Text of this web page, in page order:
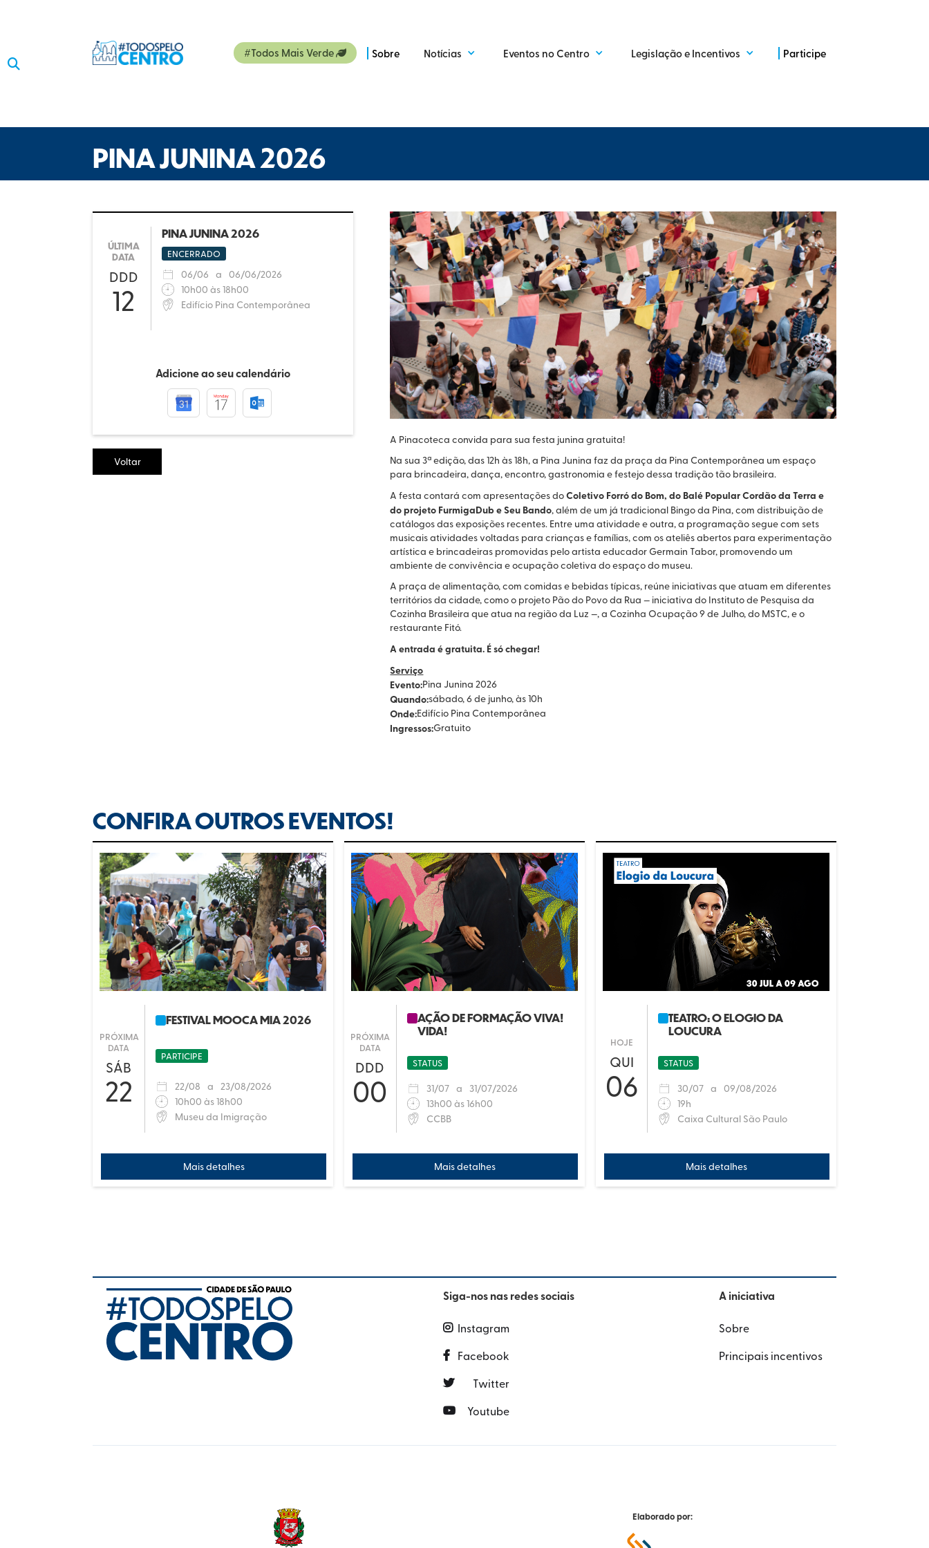

#Todos Mais Verde  Sobre Notícias Eventos no Centro Legislação e Incentivos Participe
PINA JUNINA 2026
ÚLTIMA
DATA
DDD
12
PINA JUNINA 2026
ENCERRADO
06/06 a 06/06/2026
10h00 às 18h00
Edifício Pina Contemporânea
Adicione ao seu calendário
Voltar
A Pinacoteca convida para sua festa junina gratuita!
Na sua 3ª edição, das 12h às 18h, a Pina Junina faz da praça da Pina Contemporânea um espaço
para brincadeira, dança, encontro, gastronomia e festejo dessa tradição tão brasileira.
A festa contará com apresentações doColetivo Forró do Bom, do Balé Popular Cordão da Terra e
do projeto FurmigaDub e Seu Bando, além de um já tradicional Bingo da Pina, com distribuição de
catálogos das exposições recentes. Entre uma atividade e outra, a programação segue com sets
musicais atividades voltadas para crianças e famílias, com os ateliês abertos para experimentação
artística e brincadeiras promovidas pelo artista educador Germain Tabor, promovendo um
ambiente de convivência e ocupação coletiva do espaço do museu.
A praça de alimentação, com comidas e bebidas típicas, reúne iniciativas que atuam em diferentes
territórios da cidade, como o projeto Pão do Povo da Rua — iniciativa do Instituto de Pesquisa da
Cozinha Brasileira que atua na região da Luz —, a Cozinha Ocupação 9 de Julho, do MSTC, e o
restaurante Fitó.
A entrada é gratuita. É só chegar!
Serviço
Evento:Pina Junina 2026
Quando:sábado, 6 de junho, às 10h
Onde:Edifício Pina Contemporânea
Ingressos:Gratuito
CONFIRA OUTROS EVENTOS!
PRÓXIMA
DATA
SÁB
22
FESTIVAL MOOCA MIA 2026
PARTICIPE
22/08 a 23/08/2026
10h00 às 18h00
Museu da Imigração
Mais detalhes
PRÓXIMA
DATA
DDD
00
AÇÃO DE FORMAÇÃO VIVA!
VIDA!
STATUS
31/07 a 31/07/2026
13h00 às 16h00
CCBB
Mais detalhes
HOJE
QUI
06
TEATRO: O ELOGIO DA
LOUCURA
STATUS
30/07 a 09/08/2026
19h
Caixa Cultural São Paulo
Mais detalhes
Siga-nos nas redes sociais
 Instagram
 Facebook
 Twitter
 Youtube
A iniciativa
Sobre
Principais incentivos
Elaborado por: